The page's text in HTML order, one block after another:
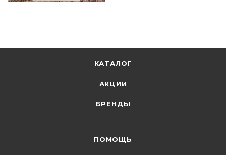
КАТАЛОГ
АКЦИИ
БРЕНДЫ
ПОМОЩЬ